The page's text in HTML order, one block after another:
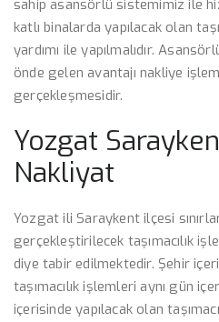
sahip asansörlü sistemimiz ile
katlı binalarda yapılacak olan
yardımı ile yapılmalıdır.
önde gelen avantajı nakliye
gerçekleşmesidir.
Yozgat
Nakliyat
Yozgat ili Saraykent ilçesi
gerçekleştirilecek taşımacılık
diye tabir edilmektedir. Şehir
taşımacılık işlemleri aynı gün
içerisinde yapılacak olan